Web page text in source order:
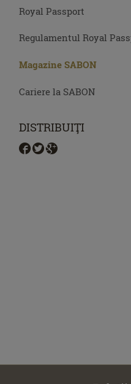
Royal Passport
Regulamentul Royal
Magazine SABON
Cariere la SABON
DISTRIBUIŢI